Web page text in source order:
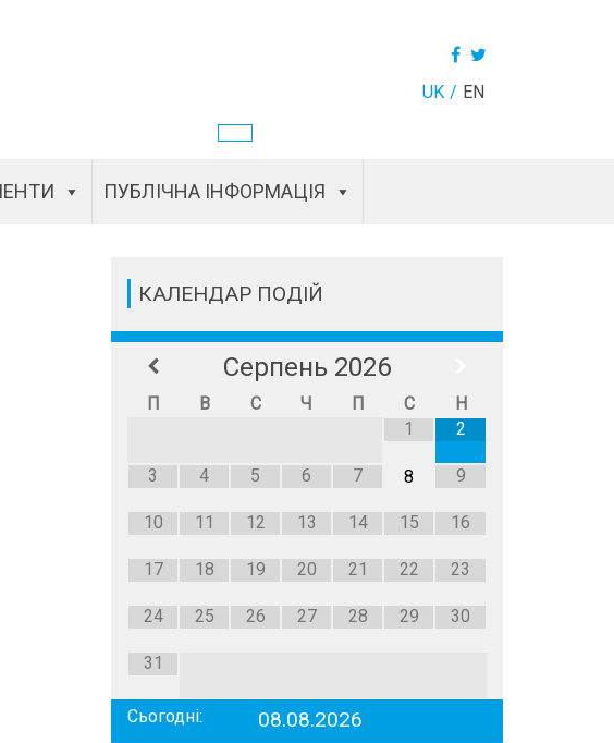
UK EN
ПУБЛІЧНА ІНФОРМАЦІЯ
КАЛЕНДАР ПОДІЙ
Серпень 2026
П В С Ч П С
Н
1
2
3 4 5 6 7 8 9
10 11 12 13 14 15 16
17 18 19 20 21 22 23
24 25 26 27 28 29 30
31
Сьогодні: 08.08.2026